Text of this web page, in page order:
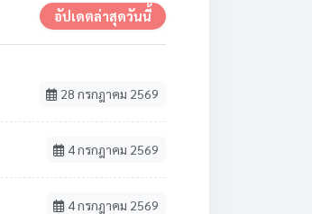
อัปเดตล่าสุดวันนี้
28 กรกฎาคม 2569
4 กรกฎาคม 2569
4 กรกฎาคม 2569